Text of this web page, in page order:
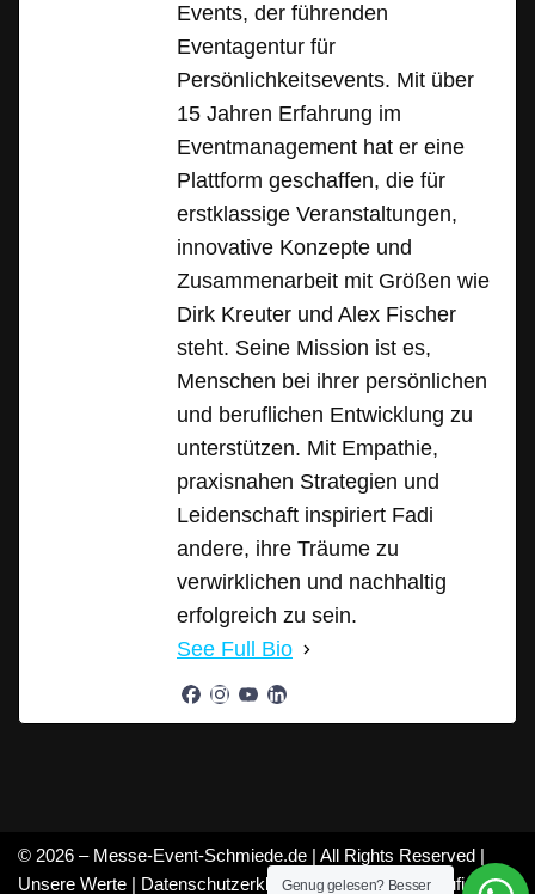
Events, der führenden
Eventagentur für
Persönlichkeitsevents. Mit über
15 Jahren Erfahrung im
Eventmanagement hat er eine
Plattform geschaffen, die für
erstklassige Veranstaltungen,
innovative Konzepte und
Zusammenarbeit mit Größen wie
Dirk Kreuter und Alex Fischer
steht. Seine Mission ist es,
Menschen bei ihrer persönlichen
und beruflichen Entwicklung zu
unterstützen. Mit Empathie,
praxisnahen Strategien und
Leidenschaft inspiriert Fadi
andere, ihre Träume zu
verwirklichen und nachhaltig
erfolgreich zu sein.
See Full Bio
© 2026 – Messe-Event-Schmiede.de | All Rights Reserved |
Unsere Werte | Datenschutzerklärung|Mitarbeiter|Häufige
Genug gelesen? Besser